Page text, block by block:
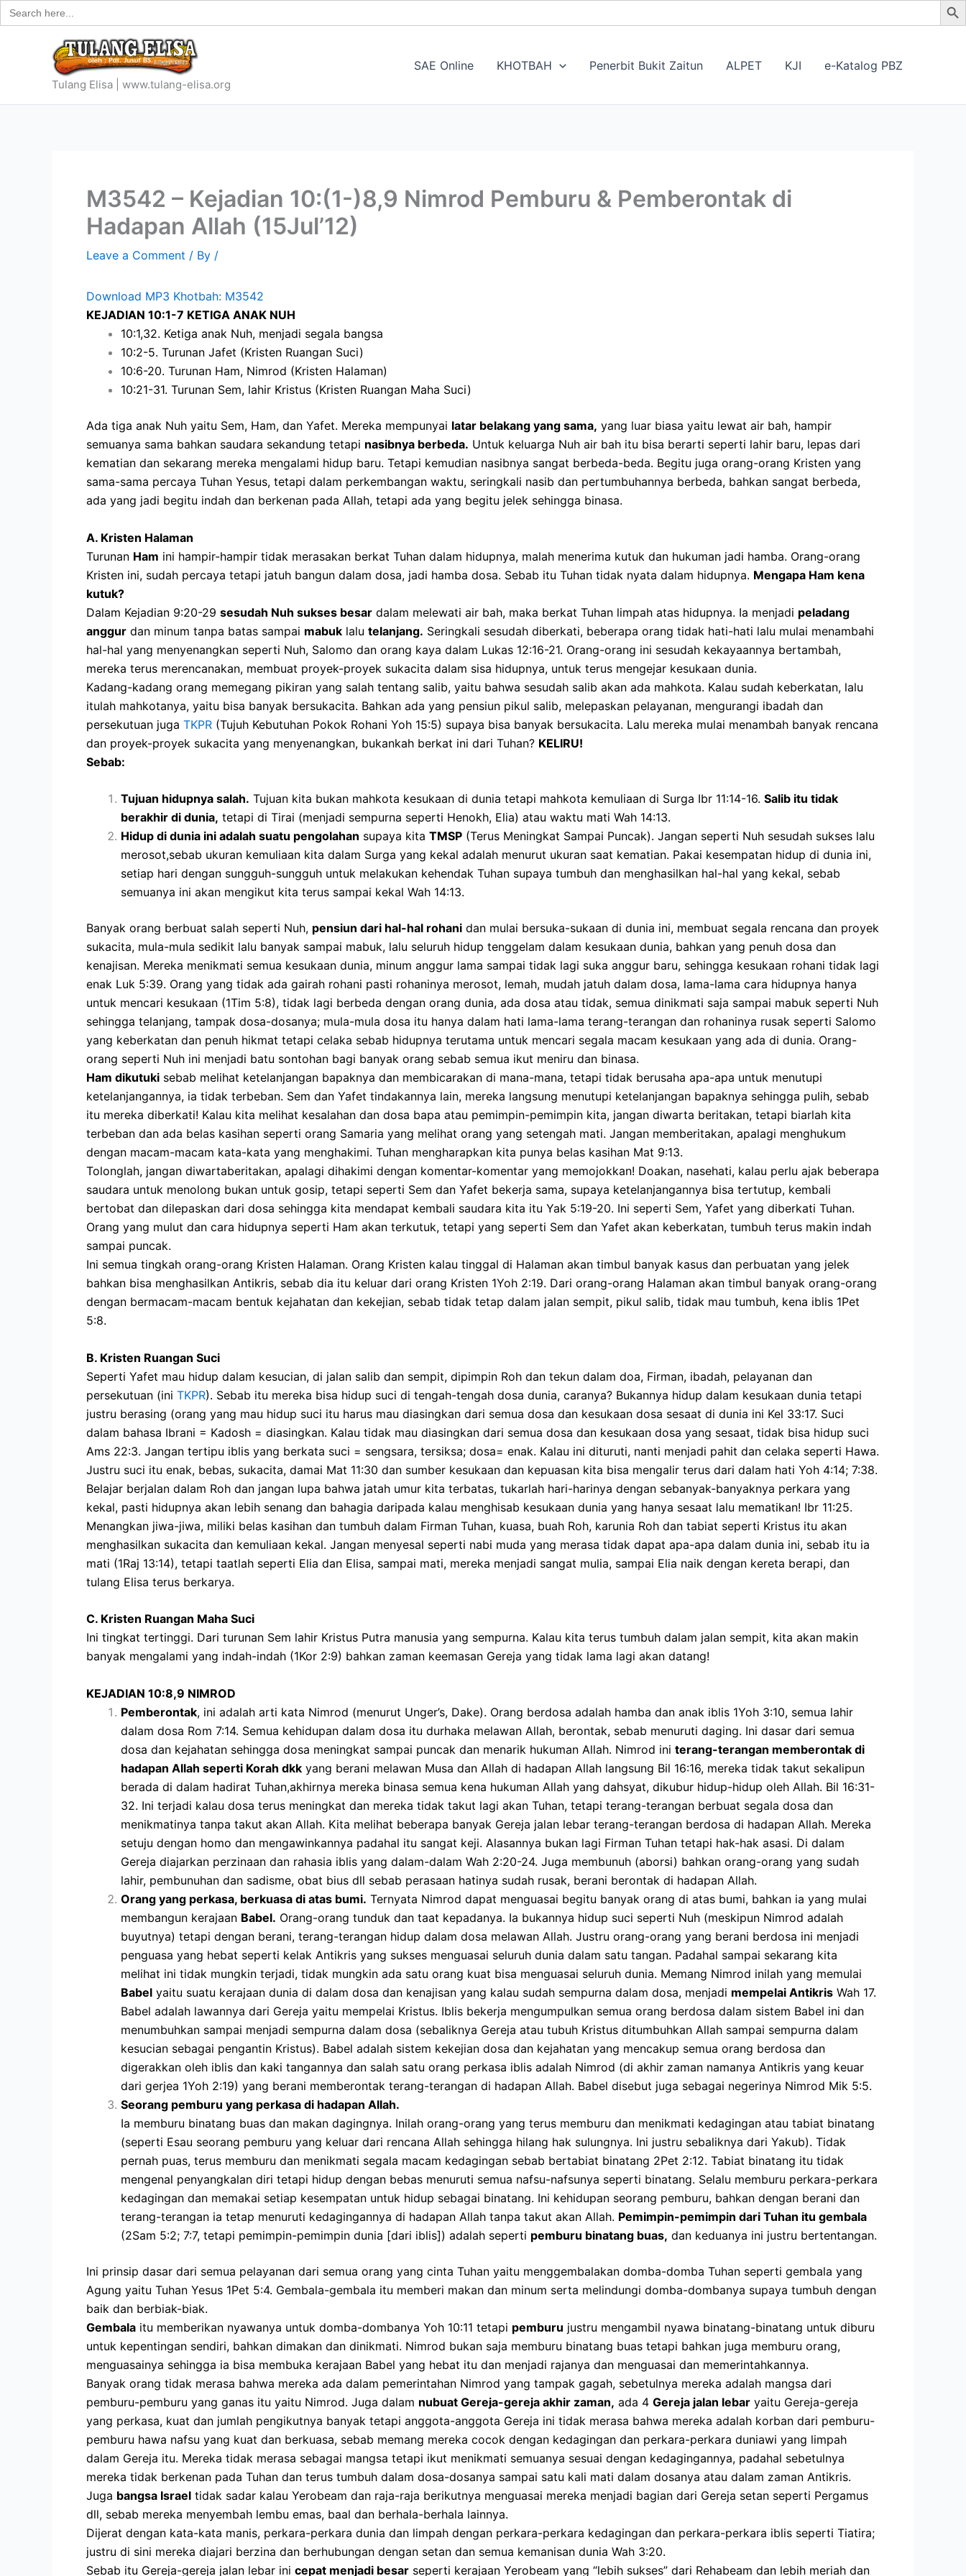
Search
for:
Skip
to
Tulang Elisa | www.tulang-elisa.org
SAE Online KHOTBAH Penerbit Bukit Zaitun ALPET KJI e-Katalog PBZ
M3542 – Kejadian 10:(1-)8,9 Nimrod Pemburu & Pemberontak di
Hadapan Allah (15Jul’12)
Leave a Comment / By /
Download MP3 Khotbah: M3542
KEJADIAN 10:1-7 KETIGA ANAK NUH
10:1,32. Ketiga anak Nuh, menjadi segala bangsa
10:2-5. Turunan Jafet (Kristen Ruangan Suci)
10:6-20. Turunan Ham, Nimrod (Kristen Halaman)
10:21-31. Turunan Sem, lahir Kristus (Kristen Ruangan Maha Suci)
Ada tiga anak Nuh yaitu Sem, Ham, dan Yafet. Mereka mempunyai latar belakang yang sama, yang luar biasa yaitu lewat air bah, hampir
semuanya sama bahkan saudara sekandung tetapi nasibnya berbeda. Untuk keluarga Nuh air bah itu bisa berarti seperti lahir baru, lepas dari
kematian dan sekarang mereka mengalami hidup baru. Tetapi kemudian nasibnya sangat berbeda-beda. Begitu juga orang-orang Kristen yang
sama-sama percaya Tuhan Yesus, tetapi dalam perkembangan waktu, seringkali nasib dan pertumbuhannya berbeda, bahkan sangat berbeda,
ada yang jadi begitu indah dan berkenan pada Allah, tetapi ada yang begitu jelek sehingga binasa.
A. Kristen Halaman
Turunan Ham ini hampir-hampir tidak merasakan berkat Tuhan dalam hidupnya, malah menerima kutuk dan hukuman jadi hamba. Orang-orang
Kristen ini, sudah percaya tetapi jatuh bangun dalam dosa, jadi hamba dosa. Sebab itu Tuhan tidak nyata dalam hidupnya. Mengapa Ham kena
kutuk?
Dalam Kejadian 9:20-29 sesudah Nuh sukses besar dalam melewati air bah, maka berkat Tuhan limpah atas hidupnya. Ia menjadi peladang
anggur dan minum tanpa batas sampai mabuk lalu telanjang. Seringkali sesudah diberkati, beberapa orang tidak hati-hati lalu mulai menambahi
hal-hal yang menyenangkan seperti Nuh, Salomo dan orang kaya dalam Lukas 12:16-21. Orang-orang ini sesudah kekayaannya bertambah,
mereka terus merencanakan, membuat proyek-proyek sukacita dalam sisa hidupnya, untuk terus mengejar kesukaan dunia.
Kadang-kadang orang memegang pikiran yang salah tentang salib, yaitu bahwa sesudah salib akan ada mahkota. Kalau sudah keberkatan, lalu
itulah mahkotanya, yaitu bisa banyak bersukacita. Bahkan ada yang pensiun pikul salib, melepaskan pelayanan, mengurangi ibadah dan
persekutuan juga TKPR (Tujuh Kebutuhan Pokok Rohani Yoh 15:5) supaya bisa banyak bersukacita. Lalu mereka mulai menambah banyak rencana
dan proyek-proyek sukacita yang menyenangkan, bukankah berkat ini dari Tuhan? KELIRU!
Sebab:
Tujuan hidupnya salah. Tujuan kita bukan mahkota kesukaan di dunia tetapi mahkota kemuliaan di Surga Ibr 11:14-16. Salib itu tidak
berakhir di dunia, tetapi di Tirai (menjadi sempurna seperti Henokh, Elia) atau waktu mati Wah 14:13.
Hidup di dunia ini adalah suatu pengolahan supaya kita TMSP (Terus Meningkat Sampai Puncak). Jangan seperti Nuh sesudah sukses lalu
merosot,sebab ukuran kemuliaan kita dalam Surga yang kekal adalah menurut ukuran saat kematian. Pakai kesempatan hidup di dunia ini,
setiap hari dengan sungguh-sungguh untuk melakukan kehendak Tuhan supaya tumbuh dan menghasilkan hal-hal yang kekal, sebab
semuanya ini akan mengikut kita terus sampai kekal Wah 14:13.
Banyak orang berbuat salah seperti Nuh, pensiun dari hal-hal rohani dan mulai bersuka-sukaan di dunia ini, membuat segala rencana dan proyek
sukacita, mula-mula sedikit lalu banyak sampai mabuk, lalu seluruh hidup tenggelam dalam kesukaan dunia, bahkan yang penuh dosa dan
kenajisan. Mereka menikmati semua kesukaan dunia, minum anggur lama sampai tidak lagi suka anggur baru, sehingga kesukaan rohani tidak lagi
enak Luk 5:39. Orang yang tidak ada gairah rohani pasti rohaninya merosot, lemah, mudah jatuh dalam dosa, lama-lama cara hidupnya hanya
untuk mencari kesukaan (1Tim 5:8), tidak lagi berbeda dengan orang dunia, ada dosa atau tidak, semua dinikmati saja sampai mabuk seperti Nuh
sehingga telanjang, tampak dosa-dosanya; mula-mula dosa itu hanya dalam hati lama-lama terang-terangan dan rohaninya rusak seperti Salomo
yang keberkatan dan penuh hikmat tetapi celaka sebab hidupnya terutama untuk mencari segala macam kesukaan yang ada di dunia. Orang-
orang seperti Nuh ini menjadi batu sontohan bagi banyak orang sebab semua ikut meniru dan binasa.
Ham dikutuki sebab melihat ketelanjangan bapaknya dan membicarakan di mana-mana, tetapi tidak berusaha apa-apa untuk menutupi
ketelanjangannya, ia tidak terbeban. Sem dan Yafet tindakannya lain, mereka langsung menutupi ketelanjangan bapaknya sehingga pulih, sebab
itu mereka diberkati! Kalau kita melihat kesalahan dan dosa bapa atau pemimpin-pemimpin kita, jangan diwarta beritakan, tetapi biarlah kita
terbeban dan ada belas kasihan seperti orang Samaria yang melihat orang yang setengah mati. Jangan memberitakan, apalagi menghukum
dengan macam-macam kata-kata yang menghakimi. Tuhan mengharapkan kita punya belas kasihan Mat 9:13.
Tolonglah, jangan diwartaberitakan, apalagi dihakimi dengan komentar-komentar yang memojokkan! Doakan, nasehati, kalau perlu ajak beberapa
saudara untuk menolong bukan untuk gosip, tetapi seperti Sem dan Yafet bekerja sama, supaya ketelanjangannya bisa tertutup, kembali
bertobat dan dilepaskan dari dosa sehingga kita mendapat kembali saudara kita itu Yak 5:19-20. Ini seperti Sem, Yafet yang diberkati Tuhan.
Orang yang mulut dan cara hidupnya seperti Ham akan terkutuk, tetapi yang seperti Sem dan Yafet akan keberkatan, tumbuh terus makin indah
sampai puncak.
Ini semua tingkah orang-orang Kristen Halaman. Orang Kristen kalau tinggal di Halaman akan timbul banyak kasus dan perbuatan yang jelek
bahkan bisa menghasilkan Antikris, sebab dia itu keluar dari orang Kristen 1Yoh 2:19. Dari orang-orang Halaman akan timbul banyak orang-orang
dengan bermacam-macam bentuk kejahatan dan kekejian, sebab tidak tetap dalam jalan sempit, pikul salib, tidak mau tumbuh, kena iblis 1Pet
5:8.
B. Kristen Ruangan Suci
Seperti Yafet mau hidup dalam kesucian, di jalan salib dan sempit, dipimpin Roh dan tekun dalam doa, Firman, ibadah, pelayanan dan
persekutuan (ini TKPR). Sebab itu mereka bisa hidup suci di tengah-tengah dosa dunia, caranya? Bukannya hidup dalam kesukaan dunia tetapi
justru berasing (orang yang mau hidup suci itu harus mau diasingkan dari semua dosa dan kesukaan dosa sesaat di dunia ini Kel 33:17. Suci
dalam bahasa Ibrani = Kadosh = diasingkan. Kalau tidak mau diasingkan dari semua dosa dan kesukaan dosa yang sesaat, tidak bisa hidup suci
Ams 22:3. Jangan tertipu iblis yang berkata suci = sengsara, tersiksa; dosa= enak. Kalau ini dituruti, nanti menjadi pahit dan celaka seperti Hawa.
Justru suci itu enak, bebas, sukacita, damai Mat 11:30 dan sumber kesukaan dan kepuasan kita bisa mengalir terus dari dalam hati Yoh 4:14; 7:38.
Belajar berjalan dalam Roh dan jangan lupa bahwa jatah umur kita terbatas, tukarlah hari-harinya dengan sebanyak-banyaknya perkara yang
kekal, pasti hidupnya akan lebih senang dan bahagia daripada kalau menghisab kesukaan dunia yang hanya sesaat lalu mematikan! Ibr 11:25.
Menangkan jiwa-jiwa, miliki belas kasihan dan tumbuh dalam Firman Tuhan, kuasa, buah Roh, karunia Roh dan tabiat seperti Kristus itu akan
menghasilkan sukacita dan kemuliaan kekal. Jangan menyesal seperti nabi muda yang merasa tidak dapat apa-apa dalam dunia ini, sebab itu ia
mati (1Raj 13:14), tetapi taatlah seperti Elia dan Elisa, sampai mati, mereka menjadi sangat mulia, sampai Elia naik dengan kereta berapi, dan
tulang Elisa terus berkarya.
C. Kristen Ruangan Maha Suci
Ini tingkat tertinggi. Dari turunan Sem lahir Kristus Putra manusia yang sempurna. Kalau kita terus tumbuh dalam jalan sempit, kita akan makin
banyak mengalami yang indah-indah (1Kor 2:9) bahkan zaman keemasan Gereja yang tidak lama lagi akan datang!
KEJADIAN 10:8,9 NIMROD
Pemberontak, ini adalah arti kata Nimrod (menurut Unger’s, Dake). Orang berdosa adalah hamba dan anak iblis 1Yoh 3:10, semua lahir
dalam dosa Rom 7:14. Semua kehidupan dalam dosa itu durhaka melawan Allah, berontak, sebab menuruti daging. Ini dasar dari semua
dosa dan kejahatan sehingga dosa meningkat sampai puncak dan menarik hukuman Allah. Nimrod ini terang-terangan memberontak di
hadapan Allah seperti Korah dkk yang berani melawan Musa dan Allah di hadapan Allah langsung Bil 16:16, mereka tidak takut sekalipun
berada di dalam hadirat Tuhan,akhirnya mereka binasa semua kena hukuman Allah yang dahsyat, dikubur hidup-hidup oleh Allah. Bil 16:31-
32. Ini terjadi kalau dosa terus meningkat dan mereka tidak takut lagi akan Tuhan, tetapi terang-terangan berbuat segala dosa dan
menikmatinya tanpa takut akan Allah. Kita melihat beberapa banyak Gereja jalan lebar terang-terangan berdosa di hadapan Allah. Mereka
setuju dengan homo dan mengawinkannya padahal itu sangat keji. Alasannya bukan lagi Firman Tuhan tetapi hak-hak asasi. Di dalam
Gereja diajarkan perzinaan dan rahasia iblis yang dalam-dalam Wah 2:20-24. Juga membunuh (aborsi) bahkan orang-orang yang sudah
lahir, pembunuhan dan sadisme, obat bius dll sebab perasaan hatinya sudah rusak, berani berontak di hadapan Allah.
Orang yang perkasa, berkuasa di atas bumi. Ternyata Nimrod dapat menguasai begitu banyak orang di atas bumi, bahkan ia yang mulai
membangun kerajaan Babel. Orang-orang tunduk dan taat kepadanya. Ia bukannya hidup suci seperti Nuh (meskipun Nimrod adalah
buyutnya) tetapi dengan berani, terang-terangan hidup dalam dosa melawan Allah. Justru orang-orang yang berani berdosa ini menjadi
penguasa yang hebat seperti kelak Antikris yang sukses menguasai seluruh dunia dalam satu tangan. Padahal sampai sekarang kita
melihat ini tidak mungkin terjadi, tidak mungkin ada satu orang kuat bisa menguasai seluruh dunia. Memang Nimrod inilah yang memulai
Babel yaitu suatu kerajaan dunia di dalam dosa dan kenajisan yang kalau sudah sempurna dalam dosa, menjadi mempelai Antikris Wah 17.
Babel adalah lawannya dari Gereja yaitu mempelai Kristus. Iblis bekerja mengumpulkan semua orang berdosa dalam sistem Babel ini dan
menumbuhkan sampai menjadi sempurna dalam dosa (sebaliknya Gereja atau tubuh Kristus ditumbuhkan Allah sampai sempurna dalam
kesucian sebagai pengantin Kristus). Babel adalah sistem kekejian dosa dan kejahatan yang mencakup semua orang berdosa dan
digerakkan oleh iblis dan kaki tangannya dan salah satu orang perkasa iblis adalah Nimrod (di akhir zaman namanya Antikris yang keuar
dari gerjea 1Yoh 2:19) yang berani memberontak terang-terangan di hadapan Allah. Babel disebut juga sebagai negerinya Nimrod Mik 5:5.
Seorang pemburu yang perkasa di hadapan Allah.
Ia memburu binatang buas dan makan dagingnya. Inilah orang-orang yang terus memburu dan menikmati kedagingan atau tabiat binatang
(seperti Esau seorang pemburu yang keluar dari rencana Allah sehingga hilang hak sulungnya. Ini justru sebaliknya dari Yakub). Tidak
pernah puas, terus memburu dan menikmati segala macam kedagingan sebab bertabiat binatang 2Pet 2:12. Tabiat binatang itu tidak
mengenal penyangkalan diri tetapi hidup dengan bebas menuruti semua nafsu-nafsunya seperti binatang. Selalu memburu perkara-perkara
kedagingan dan memakai setiap kesempatan untuk hidup sebagai binatang. Ini kehidupan seorang pemburu, bahkan dengan berani dan
terang-terangan ia tetap menuruti kedagingannya di hadapan Allah tanpa takut akan Allah. Pemimpin-pemimpin dari Tuhan itu gembala
(2Sam 5:2; 7:7, tetapi pemimpin-pemimpin dunia [dari iblis]) adalah seperti pemburu binatang buas, dan keduanya ini justru bertentangan.
Ini prinsip dasar dari semua pelayanan dari semua orang yang cinta Tuhan yaitu menggembalakan domba-domba Tuhan seperti gembala yang
Agung yaitu Tuhan Yesus 1Pet 5:4. Gembala-gembala itu memberi makan dan minum serta melindungi domba-dombanya supaya tumbuh dengan
baik dan berbiak-biak.
Gembala itu memberikan nyawanya untuk domba-dombanya Yoh 10:11 tetapi pemburu justru mengambil nyawa binatang-binatang untuk diburu
untuk kepentingan sendiri, bahkan dimakan dan dinikmati. Nimrod bukan saja memburu binatang buas tetapi bahkan juga memburu orang,
menguasainya sehingga ia bisa membuka kerajaan Babel yang hebat itu dan menjadi rajanya dan menguasai dan memerintahkannya.
Banyak orang tidak merasa bahwa mereka ada dalam pemerintahan Nimrod yang tampak gagah, sebetulnya mereka adalah mangsa dari
pemburu-pemburu yang ganas itu yaitu Nimrod. Juga dalam nubuat Gereja-gereja akhir zaman, ada 4 Gereja jalan lebar yaitu Gereja-gereja
yang perkasa, kuat dan jumlah pengikutnya banyak tetapi anggota-anggota Gereja ini tidak merasa bahwa mereka adalah korban dari pemburu-
pemburu hawa nafsu yang kuat dan berkuasa, sebab memang mereka cocok dengan kedagingan dan perkara-perkara duniawi yang limpah
dalam Gereja itu. Mereka tidak merasa sebagai mangsa tetapi ikut menikmati semuanya sesuai dengan kedagingannya, padahal sebetulnya
mereka tidak berkenan pada Tuhan dan terus tumbuh dalam dosa-dosanya sampai satu kali mati dalam dosanya atau dalam zaman Antikris.
Juga bangsa Israel tidak sadar kalau Yerobeam dan raja-raja berikutnya menguasai mereka menjadi bagian dari Gereja setan seperti Pergamus
dll, sebab mereka menyembah lembu emas, baal dan berhala-berhala lainnya.
Dijerat dengan kata-kata manis, perkara-perkara dunia dan limpah dengan perkara-perkara kedagingan dan perkara-perkara iblis seperti Tiatira;
justru di sini mereka diajari berzina dan berhubungan dengan setan dan semua kemanisan dunia Wah 3:20.
Sebab itu Gereja-gereja jalan lebar ini cepat menjadi besar seperti kerajaan Yerobeam yang “lebih sukses” dari Rehabeam dan lebih meriah dan